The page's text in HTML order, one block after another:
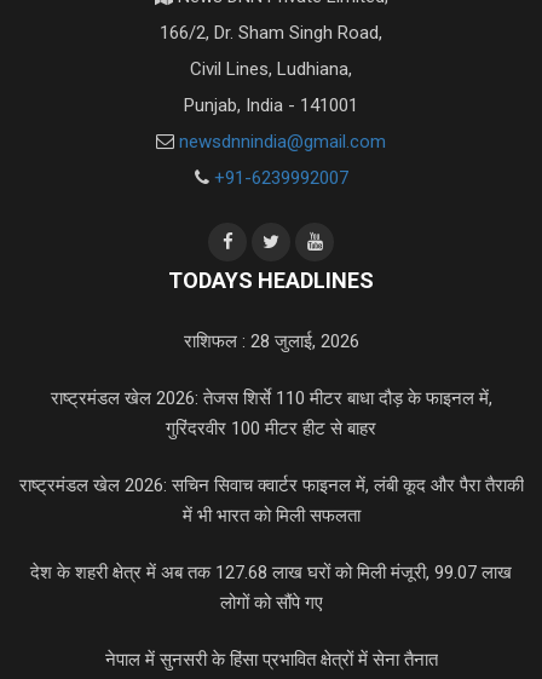
166/2, Dr. Sham Singh Road,
Civil Lines, Ludhiana,
Punjab, India - 141001
newsdnnindia@gmail.com
+91-6239992007
TODAYS HEADLINES
राशिफल : 28 जुलाई, 2026
राष्ट्रमंडल खेल 2026: तेजस शिर्से 110 मीटर बाधा दौड़ के फाइनल में,
गुरिंदरवीर 100 मीटर हीट से बाहर
राष्ट्रमंडल खेल 2026: सचिन सिवाच क्वार्टर फाइनल में, लंबी कूद और पैरा तैराकी
में भी भारत को मिली सफलता
देश के शहरी क्षेत्र में अब तक 127.68 लाख घरों को मिली मंजूरी, 99.07 लाख
लोगों को सौंपे गए
नेपाल में सुनसरी के हिंसा प्रभावित क्षेत्रों में सेना तैनात